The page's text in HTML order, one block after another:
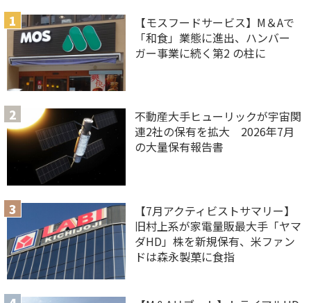
【モスフードサービス】M＆Aで
「和食」業態に進出、ハンバー
ガー事業に続く第2 の柱に
不動産大手ヒューリックが宇宙関
連2社の保有を拡大 2026年7月
の大量保有報告書
【7月アクティビストサマリー】
旧村上系が家電量販最大手「ヤマ
ダHD」株を新規保有、米ファン
ドは森永製菓に食指